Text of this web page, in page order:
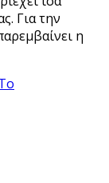
Για την
η